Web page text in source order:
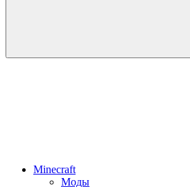
Minecraft
Моды